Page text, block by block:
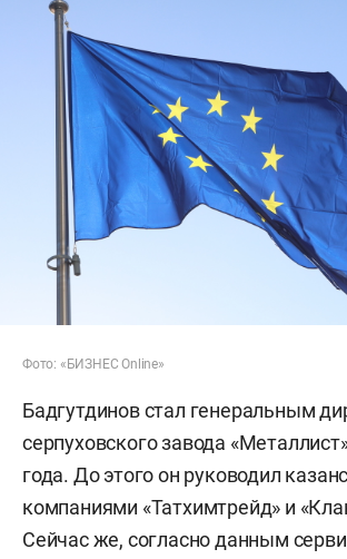
Фото: «БИЗНЕС Online»
Бадгутдинов стал генеральным
серпуховского завода
года. До этого он руководил
компаниями «Татхимтрейд» и
Сейчас же, согласно данным